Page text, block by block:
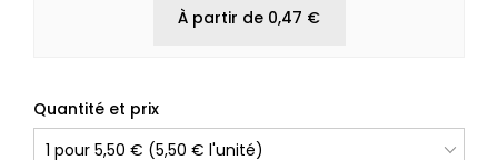
À partir de 0,47 €
Quantité et prix